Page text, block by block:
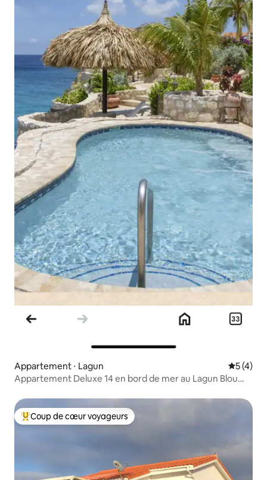
Appartement ⋅ Lagun
5 (4)
Appartement Deluxe 14 en bord de mer au Lagun Blou
Coups de cœur voyageurs les plus appréciés
Coup de cœur voyageurs